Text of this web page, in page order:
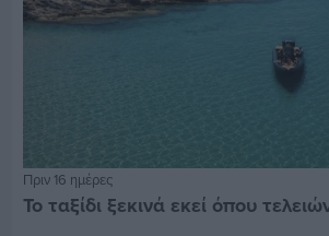
Πριν 16 ημέρες
Το ταξίδι ξεκινά εκεί όπου